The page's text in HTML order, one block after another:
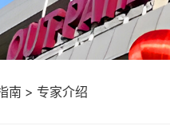
南 > 专家介绍